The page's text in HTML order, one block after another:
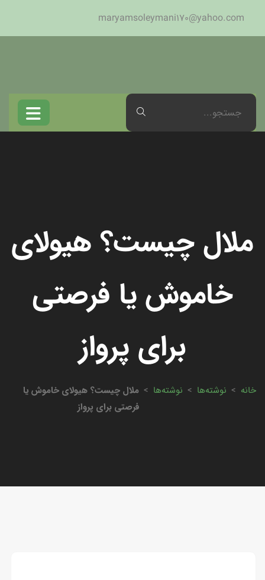
maryamsoleymani170@yahoo.com
ملال چیست؟ هیولای
خاموش یا فرصتی
برای پرواز
خانه > نوشته‌ها > نوشته‌ها > ملال چیست؟ هیولای خاموش یا
فرصتی برای پرواز